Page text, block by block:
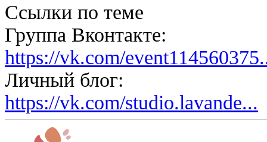
Ссылки по теме
Группа Вконтакте:
https://vk.com/
Личный блог:
https://vk.com/studio.lavande...